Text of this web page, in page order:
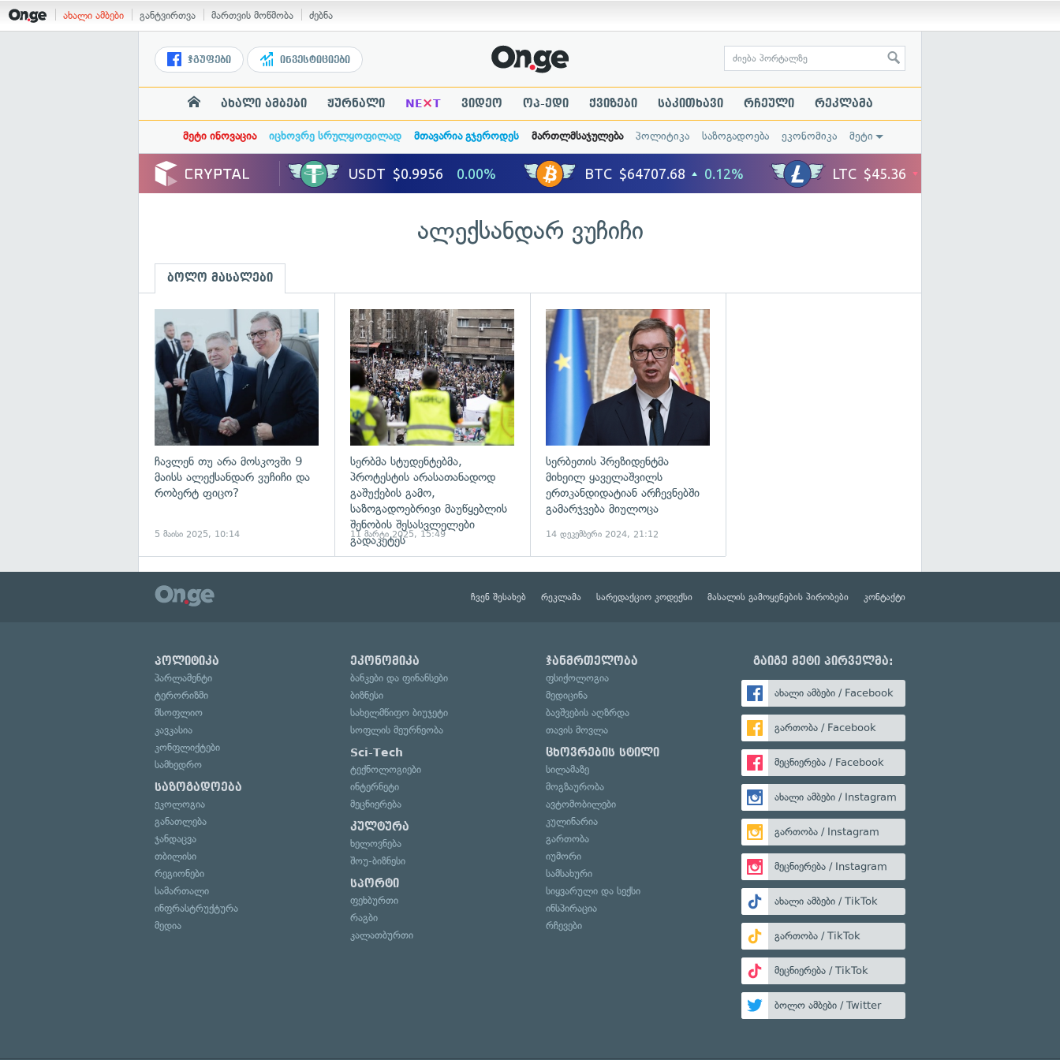
ახალი ამბები განტვირთვა მართვის მოწმობა ძებნა
ჯგუფები ინვესტიციები
ახალი ამბები ჟურნალი NE×T ვიდეო ოპ-ედი ქვიზები საკითხავი რჩეული რეკლამა
მეტი ინოვაცია იცხოვრე სრულყოფილად მთავარია გჯეროდეს მართლმსაჯულება პოლიტიკა საზოგადოება ეკონომიკა მეტი
ალექსანდარ ვუჩიჩი
ბოლო მასალები
გადახედვა
ჩავლენ თუ არა მოსკოვში 9
მაისს ალექსანდარ ვუჩიჩი და
რობერტ ფიცო?
5 მაისი 2025, 10:14
გადახედვა
სერბმა სტუდენტებმა,
პროტესტის არასათანადოდ
გაშუქების გამო,
საზოგადოებრივი მაუწყებლის
შენობის შესასვლელები
გადაკეტეს
11 მარტი 2025, 15:49
სერბეთის პრეზიდენტმა
მიხეილ ყაველაშვილს
ერთკანდიდატიან არჩევნებში
გამარჯვება მიულოცა
14 დეკემბერი 2024, 21:12
ჩვენ შესახებ რეკლამა სარედაქციო კოდექსი მასალის გამოყენების პირობები კონტაქტი
პოლიტიკა
პარლამენტი
ტერორიზმი
მსოფლიო
კავკასია
კონფლიქტები
სამხედრო
საზოგადოება
ეკოლოგია
განათლება
ჯანდაცვა
თბილისი
რეგიონები
სამართალი
ინფრასტრუქტურა
მედია
ეკონომიკა
ბანკები და ფინანსები
ბიზნესი
სახელმწიფო ბიუჯეტი
სოფლის მეურნეობა
Sci-Tech
ტექნოლოგიები
ინტერნეტი
მეცნიერება
კულტურა
ხელოვნება
შოუ-ბიზნესი
სპორტი
ფეხბურთი
რაგბი
კალათბურთი
ჯანმრთელობა
ფსიქოლოგია
მედიცინა
ბავშვების აღზრდა
თავის მოვლა
ცხოვრების სტილი
სილამაზე
მოგზაურობა
ავტომობილები
კულინარია
გართობა
იუმორი
სამსახური
სიყვარული და სექსი
ინსპირაცია
რჩევები
გაიგე მეტი პირველმა:
ახალი ამბები / Facebook
გართობა / Facebook
მეცნიერება / Facebook
ახალი ამბები / Instagram
გართობა / Instagram
მეცნიერება / Instagram
ახალი ამბები / TikTok
გართობა / TikTok
მეცნიერება / TikTok
ბოლო ამბები / Twitter